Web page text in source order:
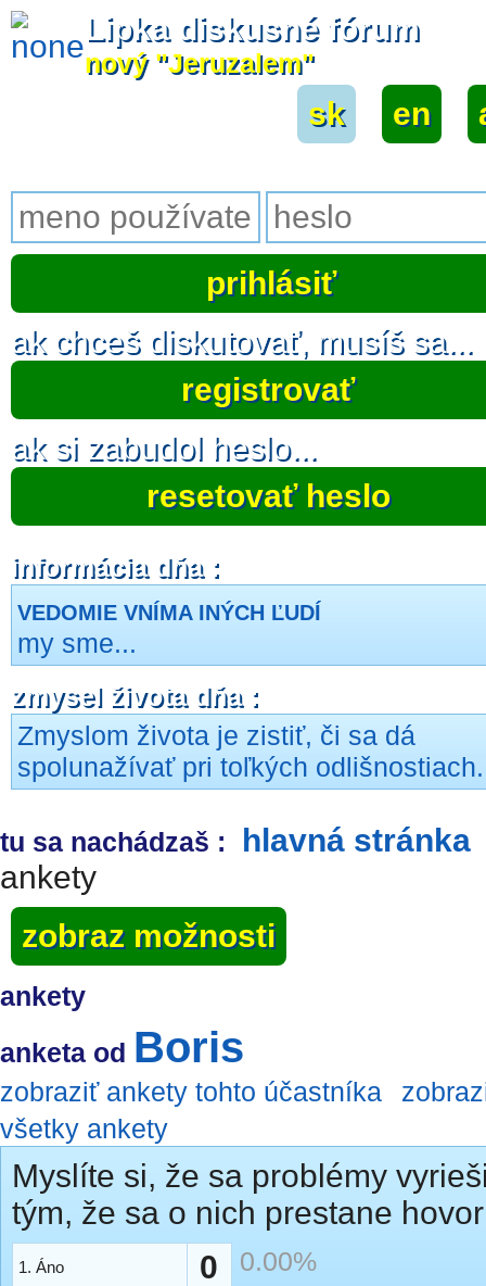
Lipka diskusné fórum
nový "Jeruzalem"
sk en
ak chceš diskutovať, musíš sa...
registrovať
ak si zabudol heslo...
resetovať heslo
informácia dňa :
VEDOMIE VNÍMA INÝCH ĽUDÍ
my sme...
zmysel života dňa :
Zmyslom života je zistiť, či sa dá
spolunažívať pri toľkých odlišnostiach.
tu sa nachádzaš : hlavná stránka
ankety
zobraz možnosti
ankety
anketa od Boris
zobraziť ankety tohto účastníka
všetky ankety
Myslíte si, že sa problémy
tým, že sa o nich prestane
1. Áno 0 0.00%